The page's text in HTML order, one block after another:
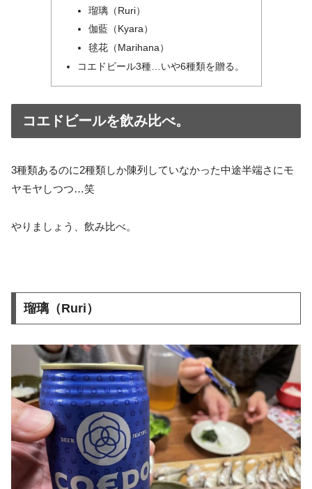
瑠璃（Ruri）
伽藍（Kyara）
毬花（Marihana）
コエドビール3種…いや6種類を贈る。
コエドビールを飲み比べ。
3種類あるのに2種類しか陳列していなかった中途半端さにモ
ヤモヤしつつ…笑
やりましょう、飲み比べ。
瑠璃（Ruri）